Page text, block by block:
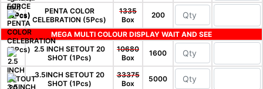
PENTA COLOR
CELEBRATION (5Pcs)
1335
Box
200
MEGA MULTI COLOUR DISPLAY WAIT AND SEE
2.5 INCH SETOUT 20
SHOT (1Pcs)
10680
Box
1600
3.5INCH SETOUT 20
SHOT (1Pcs)
33375
Box
5000